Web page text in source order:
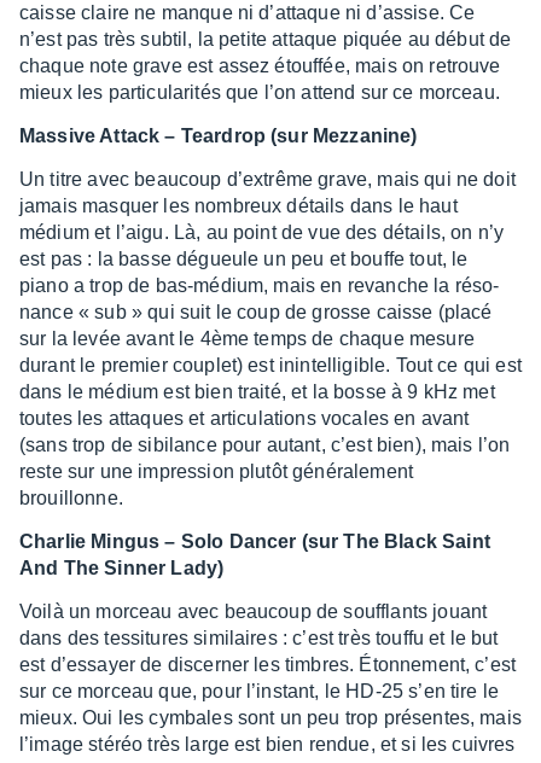
caisse claire ne manque ni d’at­taque ni d’as­sise. Ce
n’est pas très subtil, la petite attaque piquée au début de
chaque note grave est assez étouf­fée, mais on retrouve
mieux les parti­cu­la­ri­tés que l’on attend sur ce morceau.
Massive Attack – Tear­drop (sur Mezza­nine)
Un titre avec beau­coup d’ex­trême grave, mais qui ne doit
jamais masquer les nombreux détails dans le haut
médium et l’aigu. Là, au point de vue des détails, on n’y
est pas : la basse dégueule un peu et bouffe tout, le
piano a trop de bas-médium, mais en revanche la réso­
nance « sub » qui suit le coup de grosse caisse (placé
sur la levée avant le 4ème temps de chaque mesure
durant le premier couplet) est inin­tel­li­gible. Tout ce qui est
dans le médium est bien traité, et la bosse à 9 kHz met
toutes les attaques et arti­cu­la­tions vocales en avant
(sans trop de sibi­lance pour autant, c’est bien), mais l’on
reste sur une impres­sion plutôt géné­ra­le­ment
brouillonne.
Char­lie Mingus – Solo Dancer (sur The Black Saint
And The Sinner Lady)
Voilà un morceau avec beau­coup de souf­flants jouant
dans des tessi­tures simi­laires : c’est très touffu et le but
est d’es­sayer de discer­ner les timbres. Éton­ne­ment, c’est
sur ce morceau que, pour l’ins­tant, le HD-25 s’en tire le
mieux. Oui les cymbales sont un peu trop présentes, mais
l’image stéréo très large est bien rendue, et si les cuivres